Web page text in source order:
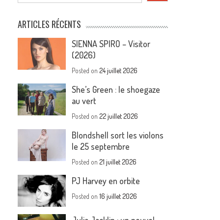
ARTICLES RÉCENTS
SIENNA SPIRO – Visitor
(2026)
Posted on24 juillet 2026
She’s Green : le shoegaze
au vert
Posted on22 juillet 2026
Blondshell sort les violons
le 25 septembre
Posted on21 juillet 2026
PJ Harvey en orbite
Posted on16 juillet 2026